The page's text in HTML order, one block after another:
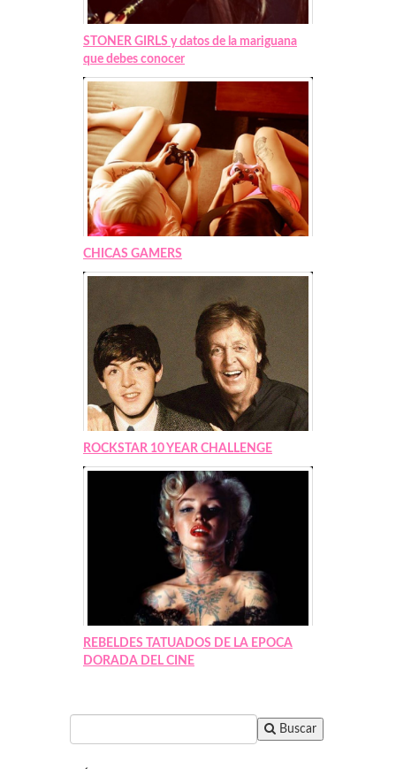
STONER GIRLS y datos de la mariguana
que debes conocer
CHICAS GAMERS
ROCKSTAR 10 YEAR CHALLENGE
REBELDES TATUADOS DE LA EPOCA
DORADA DEL CINE
Buscar